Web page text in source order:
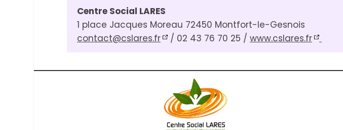
Centre Social LARES
1 place Jacques Moreau 72450 Montfort-le-Gesnois
contact@cslares.fr
/ 02 43 76 70 25 / www.cslares.fr